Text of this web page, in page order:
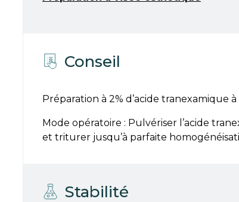
Conseil
Préparation à 2% d’acide tranexamique
Mode opératoire : Pulvériser l’acide
et triturer jusqu’à parfaite
Stabilité